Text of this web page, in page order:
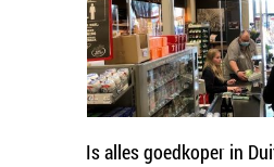
Is alles goedkoper in